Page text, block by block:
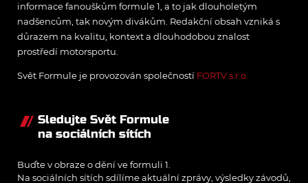
informace fanouškům formule 1, a to jak dlouholetým
nadšencům, tak novým divákům. Redakční obsah vzniká s
důrazem na kvalitu, kontext a dlouhodobou znalost
prostředí motorsportu.
Svět Formule je provozován společností FORTV s.r.o.
Sledujte Svět Formule
na sociálních sítích
Buďte v obraze o dění ve formuli 1.
Na sociálních sítích sdílíme aktuální zprávy, výsledky závodů,